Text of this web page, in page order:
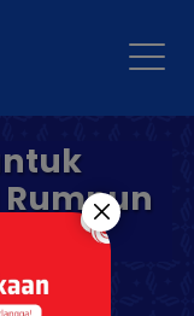
Rumpun